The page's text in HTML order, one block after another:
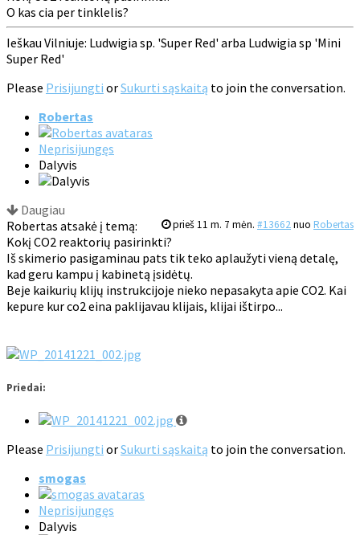
O kas cia per tinklelis?
Ieškau Vilniuje: Ludwigia sp. 'Super Red' arba Ludwigia sp 'Mini
Super Red'
Please Prisijungti orSukurti sąskaitą to join the conversation.
Robertas
Neprisijungęs
Dalyvis
Daugiau
prieš 11 m. 7 mėn. #13662nuo Robertas
Robertas atsakė į temą:
Kokį CO2 reaktorių pasirinkti?
Iš skimerio pasigaminau pats tik teko aplaužyti vieną detalę,
kad geru kampu į kabinetą įsidėtų.
Beje kaikurių klijų instrukcijoje nieko nepasakyta apie CO2. Kai
kepure kur co2 eina paklijavau klijais, klijai ištirpo...
Priedai:
Please Prisijungti orSukurti sąskaitą to join the conversation.
smogas
Neprisijungęs
Dalyvis